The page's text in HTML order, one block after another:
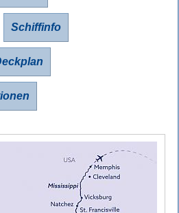
Schiffinfo